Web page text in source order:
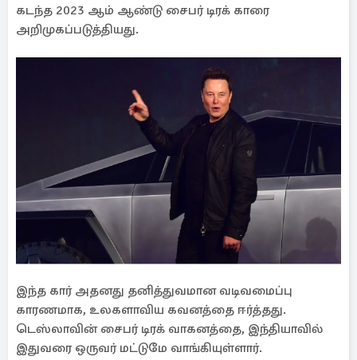
கடந்த 2023 ஆம் ஆண்டு சைபர் டிரக் காரை
அறிமுகப்படுத்தியது.
இந்த கார் அதனது தனித்துவமான வடிவமைப்பு
காரணமாக, உலகளாவிய கவனத்தை ஈர்த்தது.
டெஸ்லாவின் சைபர் டிரக் வாகனத்தை, இந்தியாவில்
இதுவரை ஒருவர் மட்டுமே வாங்கியுள்ளார்.